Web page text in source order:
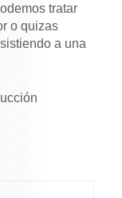
tratar
o quizas
a una